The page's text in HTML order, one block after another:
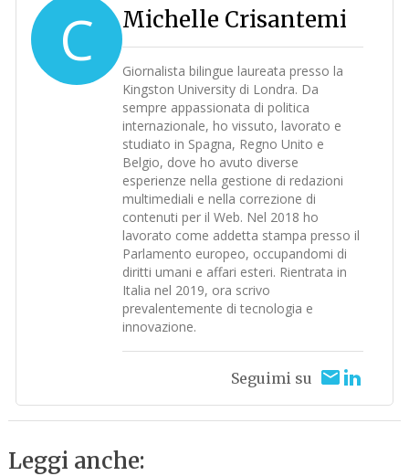
C Michelle Crisantemi
Giornalista bilingue laureata presso la
Kingston University di Londra. Da
sempre appassionata di politica
internazionale, ho vissuto, lavorato e
studiato in Spagna, Regno Unito e
Belgio, dove ho avuto diverse
esperienze nella gestione di redazioni
multimediali e nella correzione di
contenuti per il Web. Nel 2018 ho
lavorato come addetta stampa presso il
Parlamento europeo, occupandomi di
diritti umani e affari esteri. Rientrata in
Italia nel 2019, ora scrivo
prevalentemente di tecnologia e
innovazione.
Seguimi su
Leggi anche: